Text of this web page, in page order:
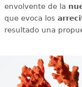
envolvente de la
que evoca los
resultado una